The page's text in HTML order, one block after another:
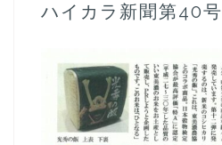
ハイカラ新聞第40号